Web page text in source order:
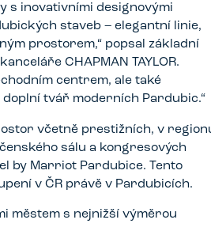
inovativními designovými
staveb – elegantní linie,
prostorem,“ popsal základní
CHAPMAN TAYLOR.
centrem, ale také
tvář moderních Pardubic.“
včetně prestižních, v
sálu a kongresových
by Marriot Pardubice. Tento
v ČR právě v Pardubicích.
městem s nejnižší výměrou